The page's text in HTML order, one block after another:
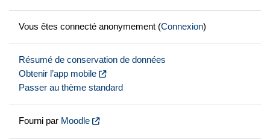
Vous êtes connecté anonymement (Connexion)
Résumé de conservation de données
Obtenir l’app mobile
Passer au thème standard
Fourni par Moodle